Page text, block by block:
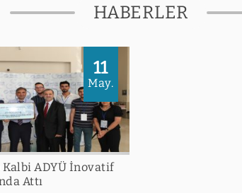
HABERLER
11
May.
ADYÜ İnovatif
Attı